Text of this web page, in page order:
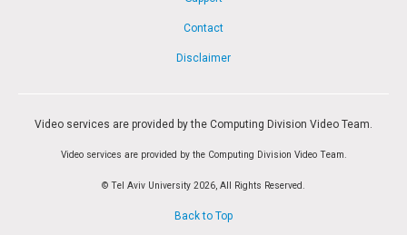
Contact
Disclaimer
Video services are provided by the Computing Division Video Team.
Video services are provided by the Computing Division Video Team.
© Tel Aviv University 2026, All Rights Reserved.
Back to Top